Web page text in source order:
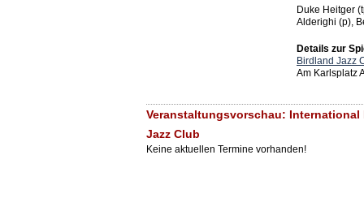
Duke Heitger
Alderighi (p),
Details zur
Birdland Jazz
Am Karlsplatz
Veranstaltungsvorschau: International
Jazz Club
Keine aktuellen Termine vorhanden!